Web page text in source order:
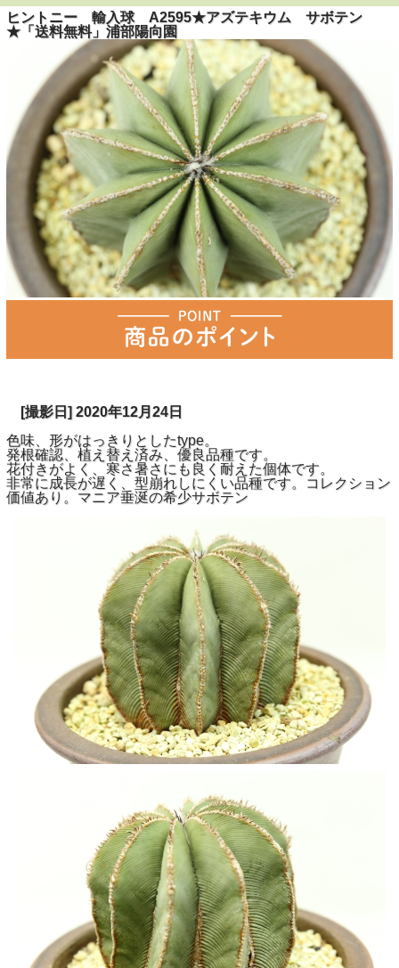
ヒントニー 輸入球 A2595★アズテキウム サボテン
★「送料無料」浦部陽向園
[撮影日] 2020年12月24日
色味、形がはっきりとしたtype。
発根確認、植え替え済み、優良品種です。
花付きがよく、寒さ暑さにも良く耐えた個体です。
非常に成長が遅く、型崩れしにくい品種です。コレクション
価値あり。マニア垂涎の希少サボテン